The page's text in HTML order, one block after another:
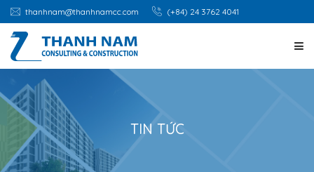
thanhnam@thanhnamcc.com (+84) 24 3762 4041
TRANG CHỦ
GIỚI THIỆU
DỊCH VỤ
TIN TỨC